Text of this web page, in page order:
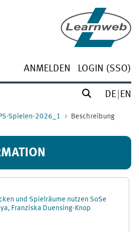
ANMELDEN LOGIN (SSO)
DE EN
Spielen-2026_1 Beschreibung
und Spielräume nutzen SoSe
Franziska Duensing-Knop